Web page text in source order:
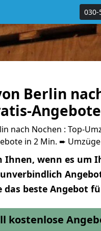
030-
Berlin
Angebote
nach Nochen : Top-
in 2 Min. ➨
Ihnen, wenn es um
das beste Angebot
kostenlose